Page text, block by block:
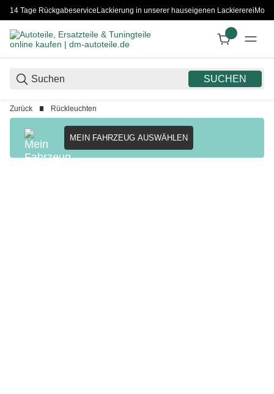
14 Tage RückgabeserviceLackierung in unserer hauseigenen Lackiererei
SUCHEN
Zurück Rückleuchten
MEIN FAHRZEUG AUSWÄHLEN